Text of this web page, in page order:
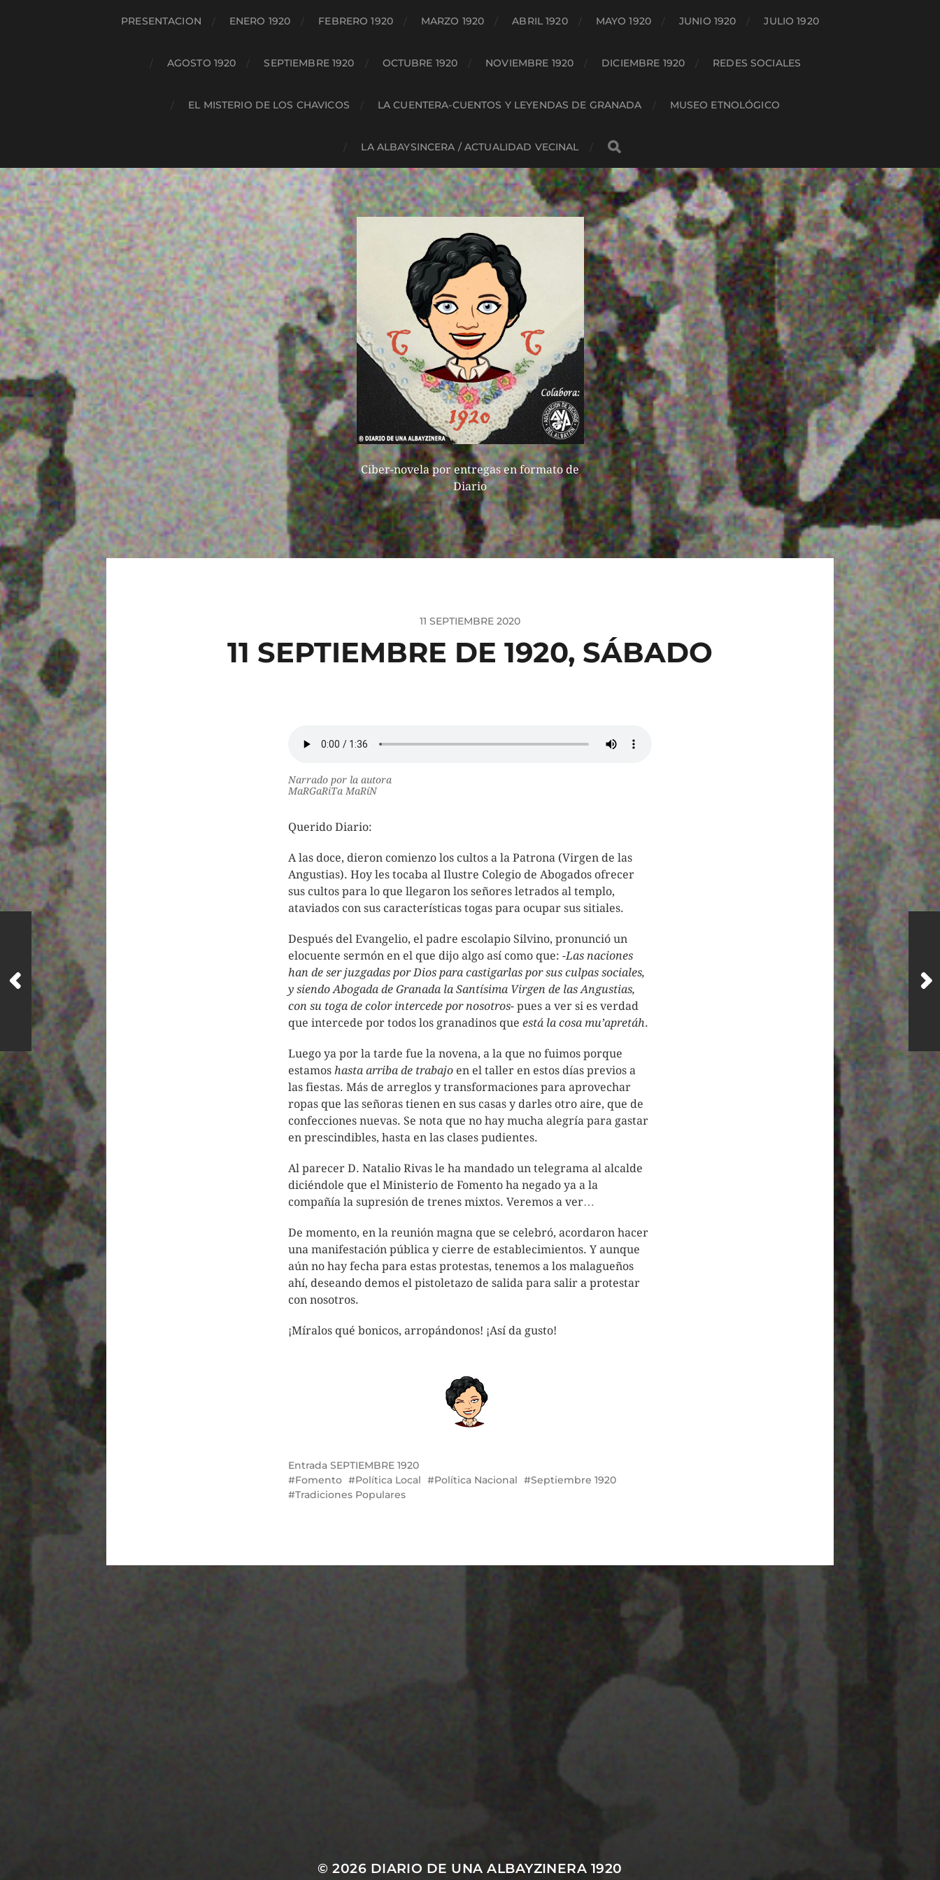
PRESENTACION ENERO 1920 FEBRERO 1920 MARZO 1920 ABRIL 1920 MAYO 1920 JUNIO 1920 JULIO 1920
AGOSTO 1920 SEPTIEMBRE 1920 OCTUBRE 1920 NOVIEMBRE 1920 DICIEMBRE 1920 REDES SOCIALES
EL MISTERIO DE LOS CHAVICOS LA CUENTERA-CUENTOS Y LEYENDAS DE GRANADA MUSEO ETNOLÓGICO
LA ALBAYSINCERA / ACTUALIDAD VECINAL
Ciber-novela por entregas en formato de
Diario
11 SEPTIEMBRE 2020
11 SEPTIEMBRE DE 1920, SÁBADO
Narrado por la autora
MaRGaRiTa MaRíN
Querido Diario:
A las doce, dieron comienzo los cultos a la Patrona (Virgen de las
Angustias). Hoy les tocaba al Ilustre Colegio de Abogados ofrecer
sus cultos para lo que llegaron los señores letrados al templo,
ataviados con sus características togas para ocupar sus sitiales.
Después del Evangelio, el padre escolapio Silvino, pronunció un
elocuente sermón en el que dijo algo así como que: -Las naciones
han de ser juzgadas por Dios para castigarlas por sus culpas sociales,
y siendo Abogada de Granada la Santísima Virgen de las Angustias,
con su toga de color intercede por nosotros- pues a ver si es verdad
que intercede por todos los granadinos que está la cosa mu’apretáh.
Luego ya por la tarde fue la novena, a la que no fuimos porque
estamos hasta arriba de trabajo en el taller en estos días previos a
las fiestas. Más de arreglos y transformaciones para aprovechar
ropas que las señoras tienen en sus casas y darles otro aire, que de
confecciones nuevas. Se nota que no hay mucha alegría para gastar
en prescindibles, hasta en las clases pudientes.
Al parecer D. Natalio Rivas le ha mandado un telegrama al alcalde
diciéndole que el Ministerio de Fomento ha negado ya a la
compañía la supresión de trenes mixtos. Veremos a ver…
De momento, en la reunión magna que se celebró, acordaron hacer
una manifestación pública y cierre de establecimientos. Y aunque
aún no hay fecha para estas protestas, tenemos a los malagueños
ahí, deseando demos el pistoletazo de salida para salir a protestar
con nosotros.
¡Míralos qué bonicos, arropándonos! ¡Así da gusto!
Entrada SEPTIEMBRE 1920
Fomento
Política Local Política Nacional
Septiembre 1920
Tradiciones Populares
© 2026 DIARIO DE UNA ALBAYZINERA 1920